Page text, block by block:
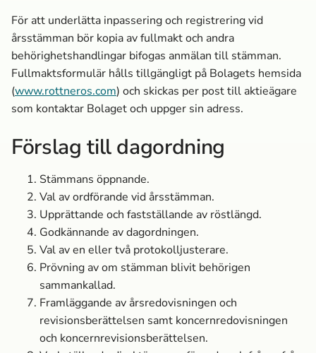
För att underlätta inpassering och registrering vid
årsstämman bör kopia av fullmakt och andra
behörighetshandlingar bifogas anmälan till stämman.
Fullmaktsformulär hålls tillgängligt på Bolagets hemsida
(www.rottneros.com) och skickas per post till aktieägare
som kontaktar Bolaget och uppger sin adress.
Förslag till dagordning
Stämmans öppnande.
Val av ordförande vid årsstämman.
Upprättande och fastställande av röstlängd.
Godkännande av dagordningen.
Val av en eller två protokolljusterare.
Prövning av om stämman blivit behörigen
sammankallad.
Framläggande av årsredovisningen och
revisionsberättelsen samt koncernredovisningen
och koncernrevisionsberättelsen.